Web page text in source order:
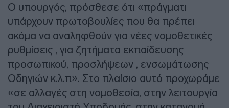
Ο υπουργός, πρόσθεσε ότι «πράγματι
υπάρχουν πρωτοβουλίες που θα πρέπει
ακόμα να αναληφθούν για νέες νομοθετικές
ρυθμίσεις , για ζητήματα εκπαίδευσης
προσωπικού, προσλήψεων , ενσωμάτωσης
Οδηγιών κ.λ.π». Στο πλαίσιο αυτό προχωράμε
«σε αλλαγές στη νομοθεσία, στην λειτουργία